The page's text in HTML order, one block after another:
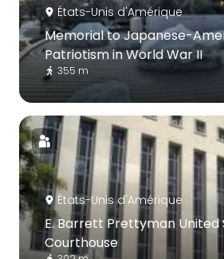
États-Unis d'Amérique
Memorial to Japanese-
Patriotism in World War II
355 m
États-Unis d'Amérique
E. Barrett Prettyman United
Courthouse